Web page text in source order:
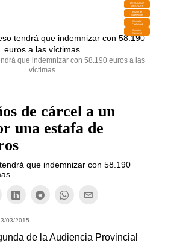
DESCARGA
MIRAPLAY
Buzón de
Sugerencias
Contratar
Publicidad
Contacto
Comercial
que indemnizar con 58.190 euros a las
víctimas
de cárcel a un
una estafa de
que indemnizar con 58.190
03/2015
de la Audiencia Provincial